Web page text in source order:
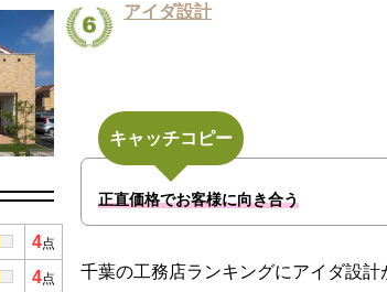
アイダ設計
4点
4点
キャッチコピー
正直価格でお客様に向き合う
千葉の工務店ランキングにアイダ設計